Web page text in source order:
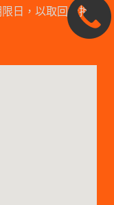
日，以取回抵押